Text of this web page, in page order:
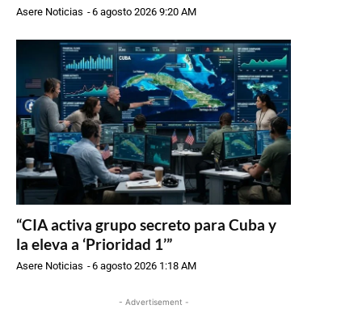
Asere Noticias -6 agosto 2026 9:20 AM
“CIA activa grupo secreto para Cuba y
la eleva a ‘Prioridad 1’”
Asere Noticias -6 agosto 2026 1:18 AM
- Advertisement -